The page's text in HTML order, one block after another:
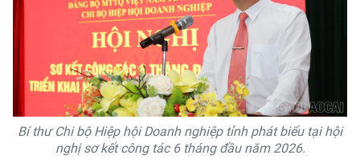
Bí thư Chi bộ Hiệp hội Doanh nghiệp tỉnh phát biểu tại hội
nghị sơ kết công tác 6 tháng đầu năm 2026.